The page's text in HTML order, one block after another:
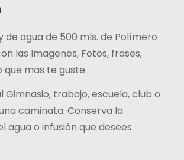
de agua de 500 mls. de Polímero
las Imagenes, Fotos, frases,
que mas te guste.
Gimnasio, trabajo, escuela, club o
caminata. Conserva la
agua o infusión que desees